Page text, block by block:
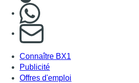
S'abonner à notre newsletter
Connaître BX1
Publicité
Offres d'emploi